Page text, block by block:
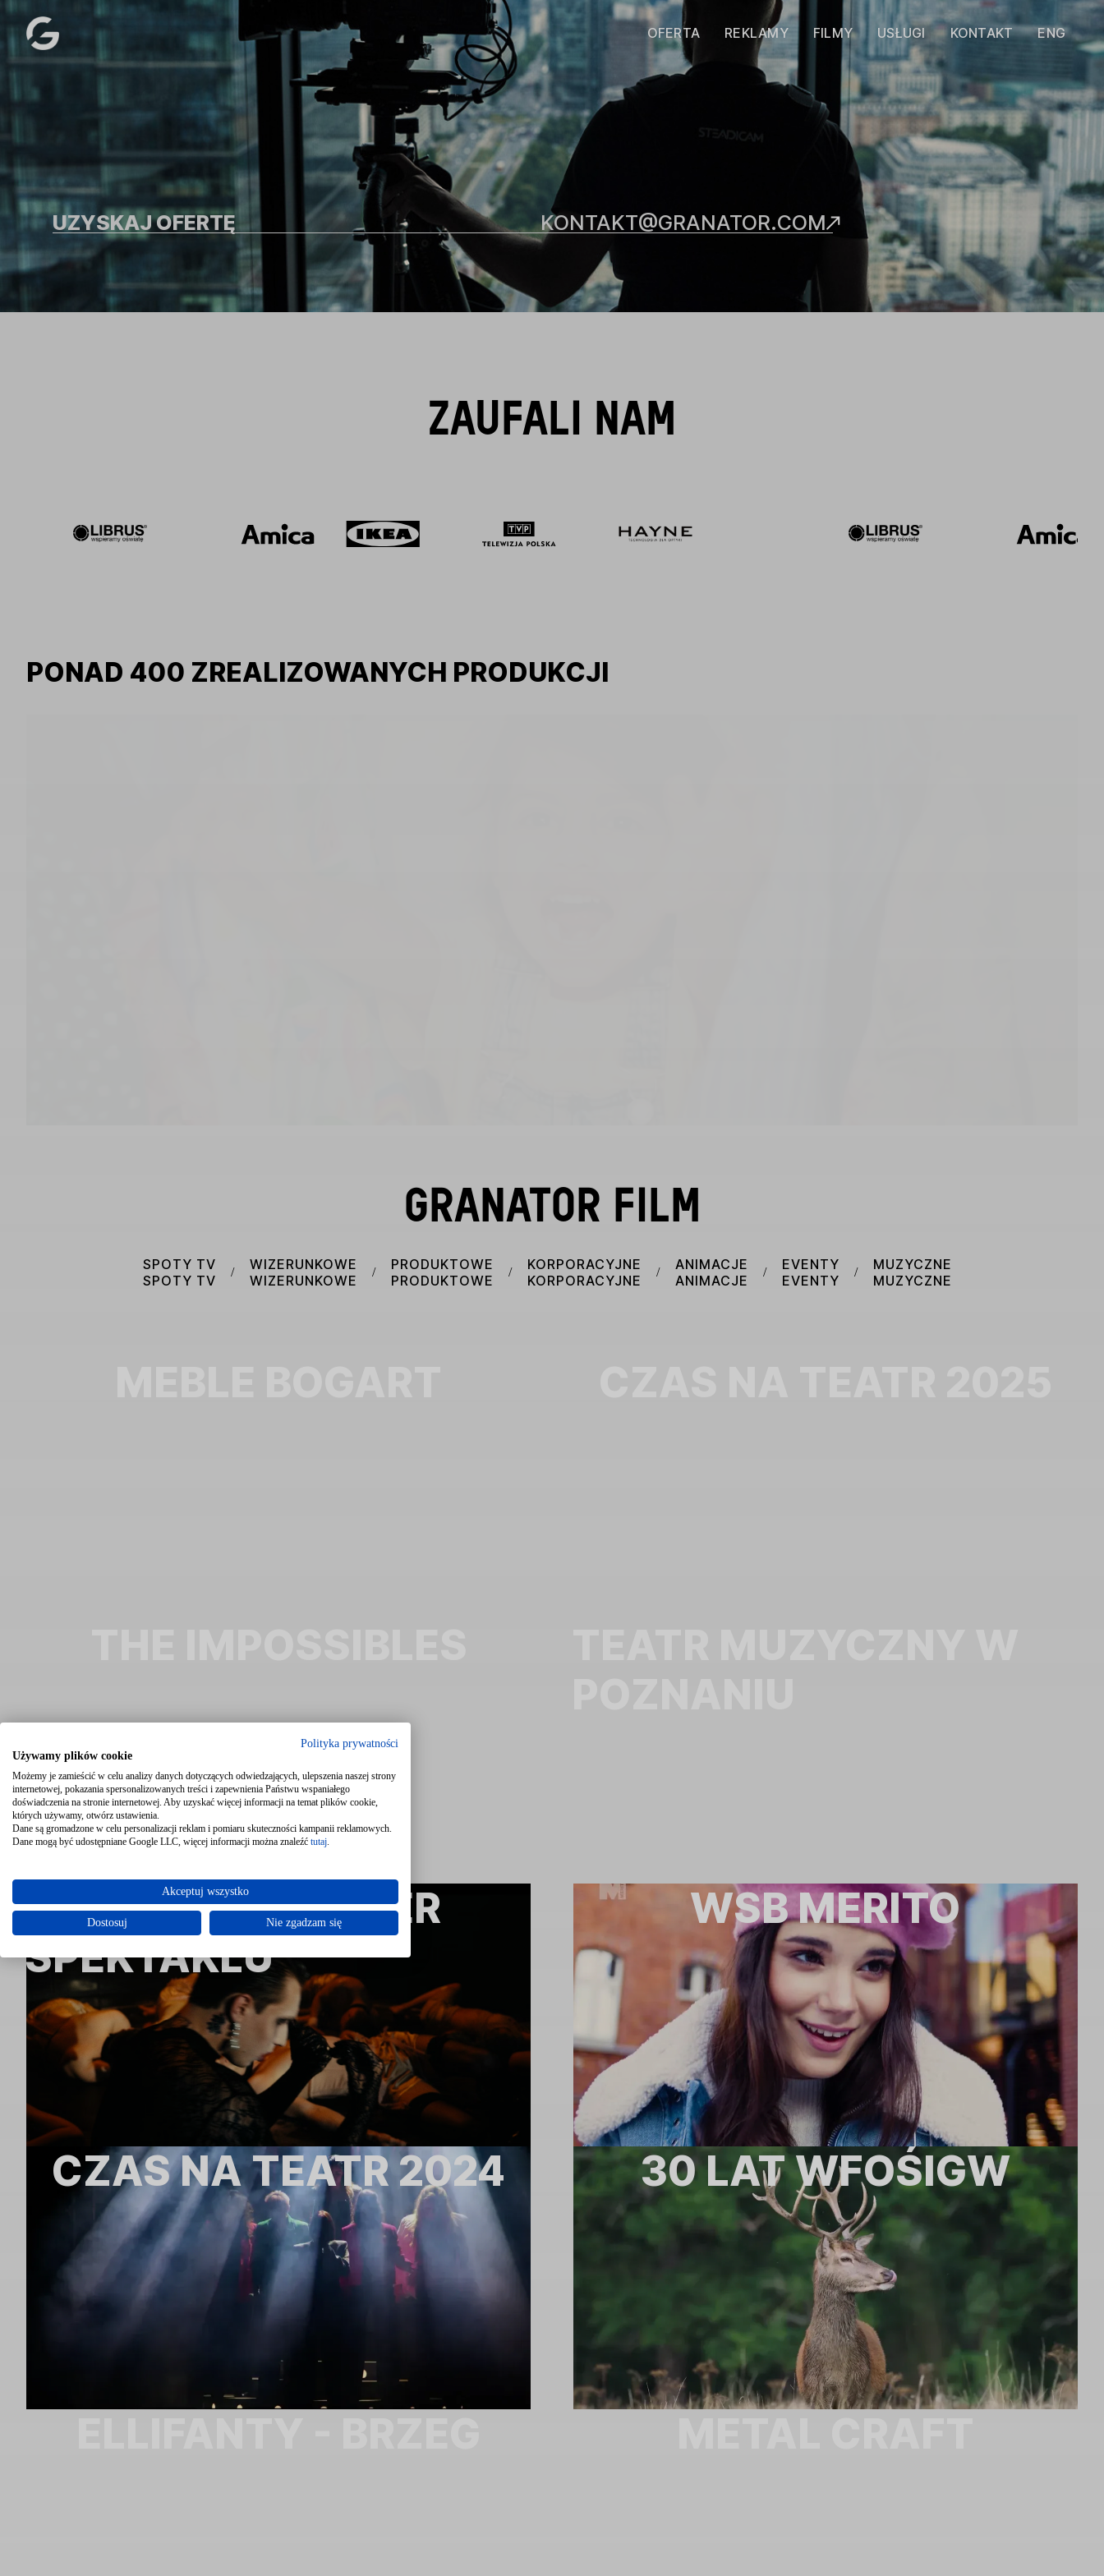
OFERTA REKLAMY FILMY USŁUGI KONTAKT ENG
UZYSKAJ OFERTĘ KONTAKT@GRANATOR.COM
ZAUFALI NAM
PONAD 400 ZREALIZOWANYCH PRODUKCJI
GRANATOR FILM
SPOTY TV
SPOTY TV
/
WIZERUNKOWE
WIZERUNKOWE
/
PRODUKTOWE
PRODUKTOWE
/
KORPORACYJNE
KORPORACYJNE
/
ANIMACJE
ANIMACJE
/
EVENTY
EVENTY
/
MUZYCZNE
MUZYCZNE
CABARET - TRAILER
SPEKTAKLU
WSB MERITO
CZAS NA TEATR 2024 30 LAT WFOŚIGW
Polityka prywatności
Używamy plików cookie
Możemy je zamieścić w celu analizy danych dotyczących odwiedzających, ulepszenia naszej strony
internetowej, pokazania spersonalizowanych treści i zapewnienia Państwu wspaniałego
doświadczenia na stronie internetowej. Aby uzyskać więcej informacji na temat plików cookie,
których używamy, otwórz ustawienia.
Dane są gromadzone w celu personalizacji reklam i pomiaru skuteczności kampanii reklamowych.
Dane mogą być udostępniane Google LLC, więcej informacji można znaleźć tutaj.
Akceptuj wszystko
Dostosuj Nie zgadzam się